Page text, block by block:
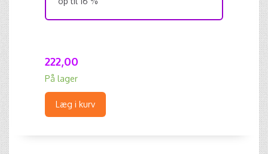
222,00
På lager
Læg i kurv